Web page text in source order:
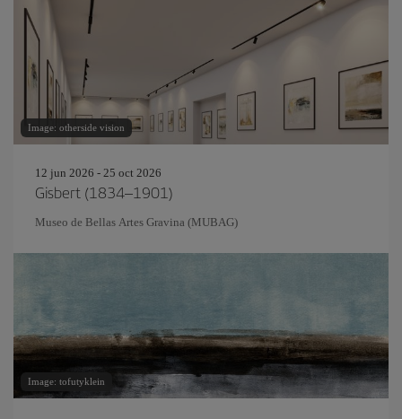
Image: otherside vision
12 jun 2026 - 25 oct 2026
Gisbert (1834–1901)
Museo de Bellas Artes Gravina (MUBAG)
Image: tofutyklein